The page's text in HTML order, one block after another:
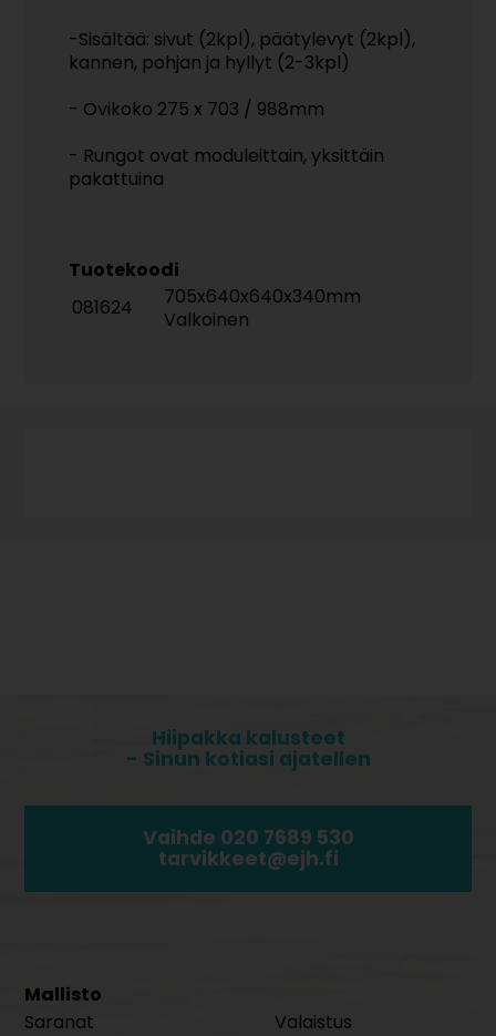
-Sisältää: sivut (2kpl), päätylevyt (2kpl),
kannen, pohjan ja hyllyt (2-3kpl)
- Ovikoko 275 x 703 / 988mm
- Rungot ovat moduleittain, yksittäin
pakattuina
Tuotekoodi
081624
705x640x640x340mm
Valkoinen
Hiipakka kalusteet
- Sinun kotiasi ajatellen
Vaihde 020 7689 530
tarvikkeet@ejh.fi
Mallisto
Saranat
Valaistus